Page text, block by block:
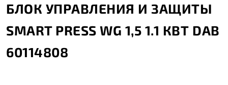
БЛОК УПРАВЛЕНИЯ И ЗАЩИТЫ
SMART PRESS WG 1,5 1.1 КВТ DAB
60114808